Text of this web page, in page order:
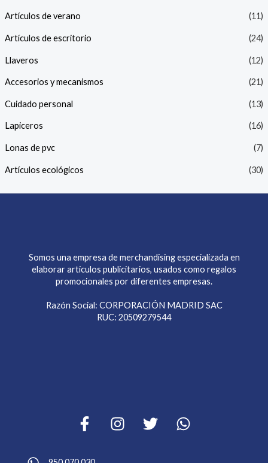
Artículos de verano (11)
Artículos de escritorio (24)
Llaveros (12)
Accesorios y mecanismos (21)
Cuidado personal (13)
Lapiceros (16)
Lonas de pvc (7)
Artículos ecológicos (30)
Somos una empresa de merchandising especializada en
elaborar articulos publicitarios, usados como regalos
promocionales por diferentes empresas.
Razón Social: CORPORACIÓN MADRID SAC
RUC: 20509279544